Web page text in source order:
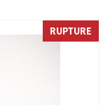
RUPTURE